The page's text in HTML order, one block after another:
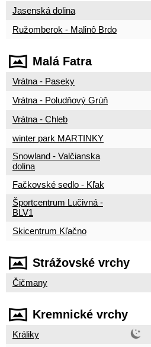
Jasenská dolina
Ružomberok - Malinô Brdo
Malá Fatra
Vrátna - Paseky
Vrátna - Poludňový Grúň
Vrátna - Chleb
winter park MARTINKY
Snowland - Valčianska
dolina
Fačkovské sedlo - Kľak
Športcentrum Lučivná -
BLV1
Skicentrum Kľačno
Strážovské vrchy
Čičmany
Kremnické vrchy
Králiky